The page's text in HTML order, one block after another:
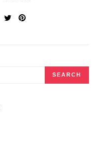
SEARCH